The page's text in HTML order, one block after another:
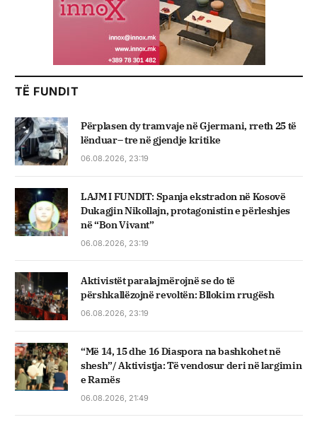
TË FUNDIT
Përplasen dy tramvaje në Gjermani, rreth 25 të
lënduar– tre në gjendje kritike
06.08.2026, 23:19
LAJM I FUNDIT: Spanja ekstradon në Kosovë
Dukagjin Nikollajn, protagonistin e përleshjes
në “Bon Vivant”
06.08.2026, 23:19
Aktivistët paralajmërojnë se do të
përshkallëzojnë revoltën: Bllokim rrugësh
06.08.2026, 23:19
“Më 14, 15 dhe 16 Diaspora na bashkohet në
shesh”/ Aktivistja: Të vendosur deri në largimin
e Ramës
06.08.2026, 21:49